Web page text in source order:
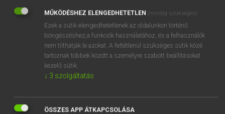
spaz
speakable
speak down
speakeasy
MŰKÖDÉSHEZ ELENGEDHETETLEN (mindig szükséges)
Ezek a sütik elengedhetetlenek az oldalunkon történő
böngészéshez,a funkciók használatához, és a felhasználók
nem tilthatják le azokat. A feltétlenül szükséges sütik közé
tartoznak többek között a személyre szabott beállításokat
kezelő sütik.
↓ 3 szolgáltatás
ÖSSZES APP ÁTKAPCSOLÁSA